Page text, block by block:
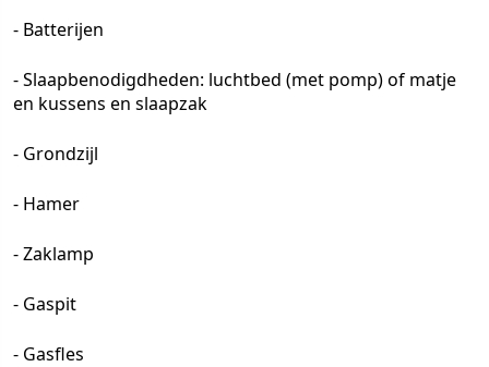
- Batterijen
- Slaapbenodigdheden: luchtbed (met pomp) of matje
en kussens en slaapzak
- Grondzijl
- Hamer
- Zaklamp
- Gaspit
- Gasfles